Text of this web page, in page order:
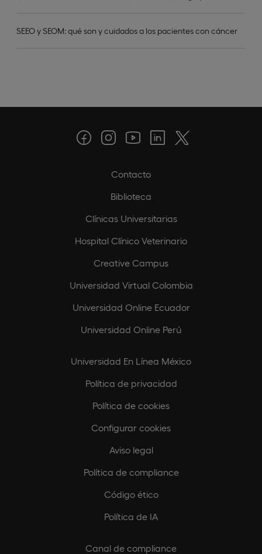
SEEO y SEOM: qué son y cuidados a los pacientes con cáncer
Contacto
Biblioteca
Clínicas Universitarias
Hospital Clínico Veterinario
Creative Campus
Universidad Virtual Colombia
Universidad Online Ecuador
Universidad Online Perú
Universidad En Línea México
Política de privacidad
Política de cookies
Configurar cookies
Aviso legal
Política de compliance
Código ético
Política de IA
Canal de compliance